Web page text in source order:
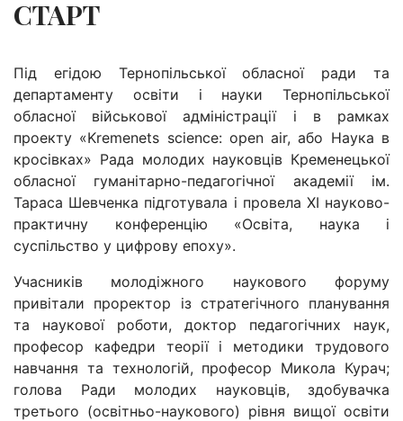
СТАРТ
Під егідою Тернопільської обласної ради та
департаменту освіти і науки Тернопільської
обласної військової адміністрації і в рамках
проекту «Kremenets scienсe: open air, або Наука в
кросівках» Рада молодих науковців Кременецької
обласної гуманітарно-педагогічної академії ім.
Тараса Шевченка підготувала і провела ХІ науково-
практичну конференцію «Освіта, наука і
суспільство у цифрову епоху».
Учасників молодіжного наукового форуму
привітали проректор із стратегічного планування
та наукової роботи, доктор педагогічних наук,
професор кафедри теорії і методики трудового
навчання та технологій, професор Микола Курач;
голова Ради молодих науковців, здобувачка
третього (освітньо-наукового) рівня вищої освіти